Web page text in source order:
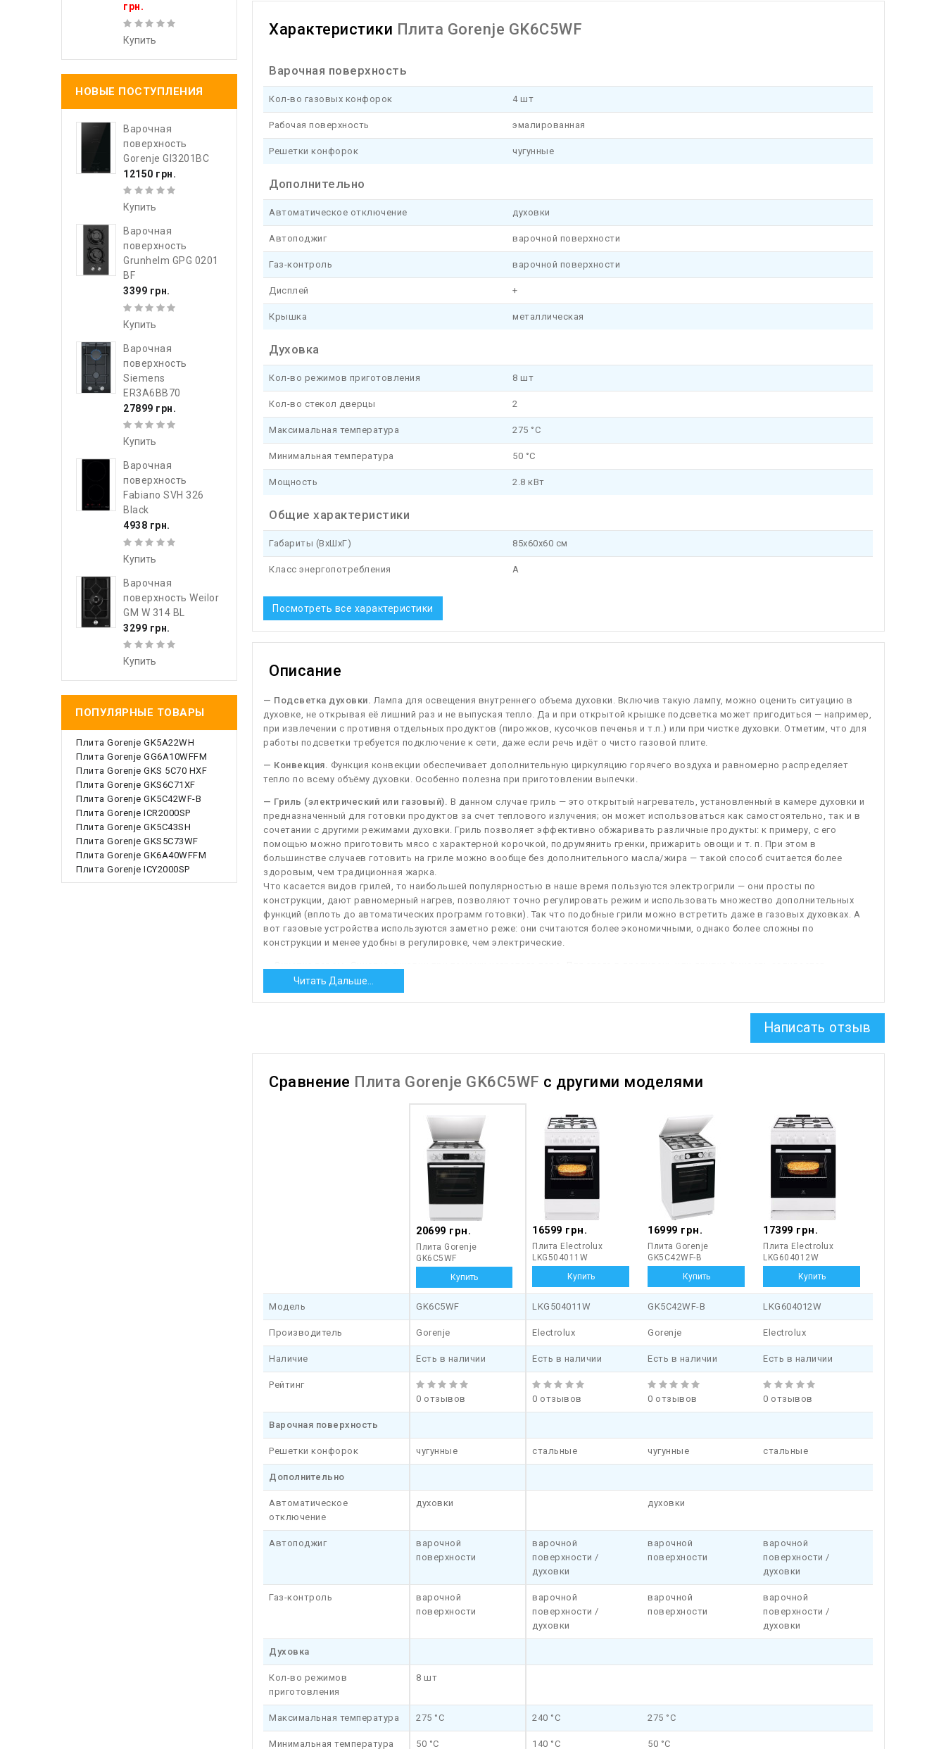
грн.
Купить
НОВЫЕ ПОСТУПЛЕНИЯ
Варочная
поверхность
Gorenje GI3201BC
12150 грн.
Купить
Варочная
поверхность
Grunhelm GPG 0201
BF
3399 грн.
Купить
Варочная
поверхность
Siemens
ER3A6BB70
27899 грн.
Купить
Варочная
поверхность
Fabiano SVH 326
Black
4938 грн.
Купить
Варочная
поверхность Weilor
GM W 314 BL
3299 грн.
Купить
ПОПУЛЯРНЫЕ ТОВАРЫ
Плита Gorenje GK5A22WH
Плита Gorenje GG6A10WFFM
Плита Gorenje GKS 5C70 HXF
Плита Gorenje GKS6C71XF
Плита Gorenje GK5C42WF-B
Плита Gorenje ICR2000SP
Плита Gorenje GK5C43SH
Плита Gorenje GKS5C73WF
Плита Gorenje GK6A40WFFM
Плита Gorenje ICY2000SP
Характеристики Плита Gorenje GK6C5WF
Варочная поверхность
Кол-во газовых конфорок 4 шт
Рабочая поверхность эмалированная
Решетки конфорок чугунные
Дополнительно
Автоматическое отключение духовки
Автоподжиг варочной поверхности
Газ-контроль варочной поверхности
Дисплей +
Крышка металлическая
Духовка
Кол-во режимов приготовления 8 шт
Кол-во стекол дверцы 2
Максимальная температура 275 °C
Минимальная температура 50 °C
Мощность 2.8 кВт
Общие характеристики
Габариты (ВхШхГ) 85x60x60 см
Класс энергопотребления A
Посмотреть все характеристики
Описание
— Подсветка духовки. Лампа для освещения внутреннего объема духовки. Включив такую лампу, можно оценить ситуацию в
духовке, не открывая её лишний раз и не выпуская тепло. Да и при открытой крышке подсветка может пригодиться — например,
при извлечении с противня отдельных продуктов (пирожков, кусочков печенья и т.п.) или при чистке духовки. Отметим, что для
работы подсветки требуется подключение к сети, даже если речь идёт о чисто газовой плите.
— Конвекция. Функция конвекции обеспечивает дополнительную циркуляцию горячего воздуха и равномерно распределяет
тепло по всему объёму духовки. Особенно полезна при приготовлении выпечки.
— Гриль (электрический или газовый). В данном случае гриль — это открытый нагреватель, установленный в камере духовки и
предназначенный для готовки продуктов за счет теплового излучения; он может использоваться как самостоятельно, так и в
сочетании с другими режимами духовки. Гриль позволяет эффективно обжаривать различные продукты: к примеру, с его
помощью можно приготовить мясо с характерной корочкой, подрумянить гренки, прижарить овощи и т. п. При этом в
большинстве случаев готовить на гриле можно вообще без дополнительного масла/жира — такой способ считается более
здоровым, чем традиционная жарка.
Что касается видов грилей, то наибольшей популярностью в наше время пользуются электрогрили — они просты по
конструкции, дают равномерный нагрев, позволяют точно регулировать режим и использовать множество дополнительных
функций (вплоть до автоматических программ готовки). Так что подобные грили можно встретить даже в газовых духовках. А
вот газовые устройства используются заметно реже: они считаются более экономичными, однако более сложны по
конструкции и менее удобны в регулировке, чем электрические.
определённый объём воды, ёмкость ставится в духовку и включается режим очистки. За счёт нагрева вода испаряется, и
нагретый пар размягчает загрязнения на стенах и частично расщепляет жир. После окончания программы достаточно протереть
эффективней каталитического — пар способен размягчить даже застарелые засохшие загрязнения. При этом стоят такие
духовки относительно недорого. В то же время нельзя сказать, что данный режим гарантированно справляется с любыми
Читать Дальше...
Написать отзыв
Сравнение Плита Gorenje GK6C5WF с другими моделями
20699 грн.
Плита Gorenje
GK6C5WF
16599 грн.
Плита Electrolux
LKG504011W
16999 грн.
Плита Gorenje
GK5C42WF-B
17399 грн.
Плита Electrolux
LKG604012W
Модель GK6C5WF LKG504011W GK5C42WF-B LKG604012W
Производитель Gorenje Electrolux Gorenje Electrolux
Наличие Есть в наличии Есть в наличии Есть в наличии Есть в наличии
Рейтинг
0 отзывов
0 отзывов 0 отзывов 0 отзывов
Варочная поверхность
Решетки конфорок чугунные стальные чугунные стальные
Дополнительно
Автоматическое
отключение
духовки духовки
Автоподжиг
варочной
поверхности
варочной
поверхности /
духовки
варочной
поверхности
варочной
поверхности /
духовки
Газ-контроль
варочной
поверхности
варочной
поверхности /
духовки
варочной
поверхности
варочной
поверхности /
духовки
Духовка
Кол-во режимов
приготовления
8 шт
Максимальная температура 275 °C 240 °C 275 °C
Минимальная температура 50 °C 140 °C 50 °C